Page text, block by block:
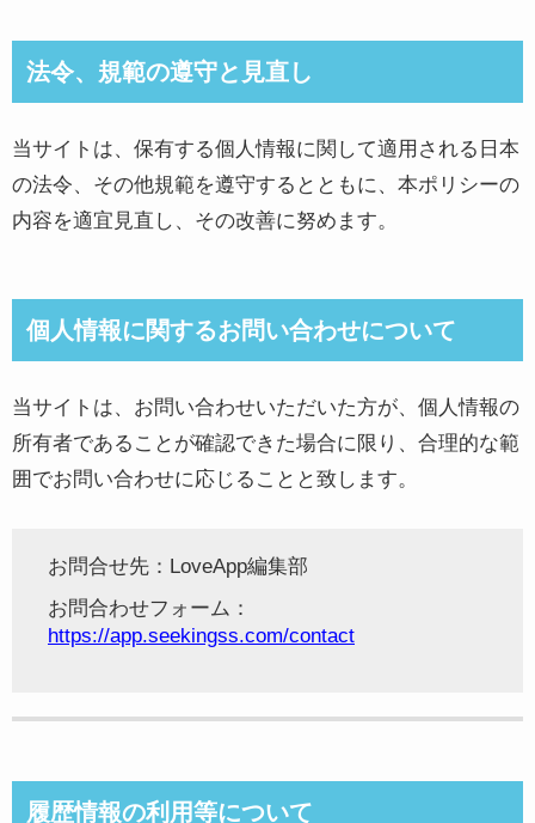
法令、規範の遵守と見直し
当サイトは、保有する個人情報に関して適用される日本
の法令、その他規範を遵守するとともに、本ポリシーの
内容を適宜見直し、その改善に努めます。
個人情報に関するお問い合わせについて
当サイトは、お問い合わせいただいた方が、個人情報の
所有者であることが確認できた場合に限り、合理的な範
囲でお問い合わせに応じることと致します。
お問合せ先：LoveApp編集部
お問合わせフォーム：
https://app.seekingss.com/contact
履歴情報の利用等について